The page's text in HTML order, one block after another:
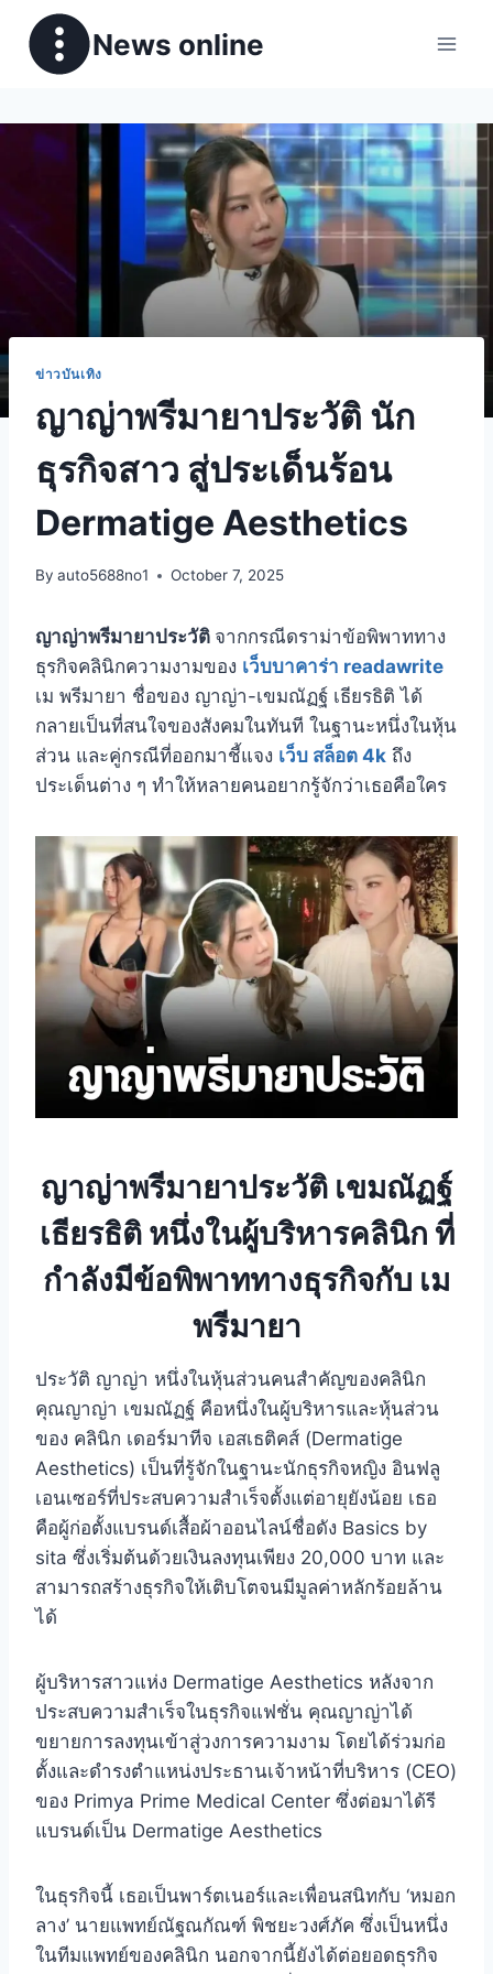
News online
ข่าวบันเทิง
ญาญ่าพรีมายาประวัติ นัก
ธุรกิจสาว สู่ประเด็นร้อน
Dermatige Aesthetics
By auto5688no1 October 7, 2025
ญาญ่าพรีมายาประวัติ จากกรณีดราม่าข้อพิพาททาง
ธุรกิจคลินิกความงามของ เว็บบาคาร่า readawrite
เม พรีมายา ชื่อของ ญาญ่า-เขมณัฏฐ์ เธียรธิติ ได้
กลายเป็นที่สนใจของสังคมในทันที ในฐานะหนึ่งในหุ้น
ส่วน และคู่กรณีที่ออกมาชี้แจง เว็บ สล็อต 4k ถึง
ประเด็นต่าง ๆ ทำให้หลายคนอยากรู้จักว่าเธอคือใคร
ญาญ่าพรีมายาประวัติ เขมณัฏฐ์
เธียรธิติ หนึ่งในผู้บริหารคลินิก ที่
กำลังมีข้อพิพาททางธุรกิจกับ เม
พรีมายา
ประวัติ ญาญ่า หนึ่งในหุ้นส่วนคนสำคัญของคลินิก
คุณญาญ่า เขมณัฏฐ์ คือหนึ่งในผู้บริหารและหุ้นส่วน
ของ คลินิก เดอร์มาทีจ เอสเธติคส์ (Dermatige
Aesthetics) เป็นที่รู้จักในฐานะนักธุรกิจหญิง อินฟลู
เอนเซอร์ที่ประสบความสำเร็จตั้งแต่อายุยังน้อย เธอ
คือผู้ก่อตั้งแบรนด์เสื้อผ้าออนไลน์ชื่อดัง Basics by
sita ซึ่งเริ่มต้นด้วยเงินลงทุนเพียง 20,000 บาท และ
สามารถสร้างธุรกิจให้เติบโตจนมีมูลค่าหลักร้อยล้าน
ได้
ผู้บริหารสาวแห่ง Dermatige Aesthetics หลังจาก
ประสบความสำเร็จในธุรกิจแฟชั่น คุณญาญ่าได้
ขยายการลงทุนเข้าสู่วงการความงาม โดยได้ร่วมก่อ
ตั้งและดำรงตำแหน่งประธานเจ้าหน้าที่บริหาร (CEO)
ของ Primya Prime Medical Center ซึ่งต่อมาได้รี
แบรนด์เป็น Dermatige Aesthetics
ในธุรกิจนี้ เธอเป็นพาร์ตเนอร์และเพื่อนสนิทกับ ‘หมอก
ลาง’ นายแพทย์ณัฐณกัณฑ์ พิชยะวงศ์ภัค ซึ่งเป็นหนึ่ง
ในทีมแพทย์ของคลินิก นอกจากนี้ยังได้ต่อยอดธุรกิจ